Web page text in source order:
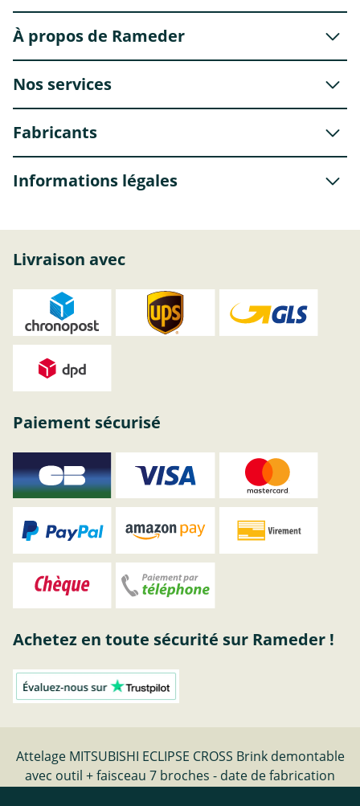
À propos de Rameder
Nos services
Fabricants
Informations légales
Livraison avec
Paiement sécurisé
Achetez en toute sécurité sur Rameder !
Attelage MITSUBISHI ECLIPSE CROSS Brink demontable
avec outil + faisceau 7 broches - date de fabrication